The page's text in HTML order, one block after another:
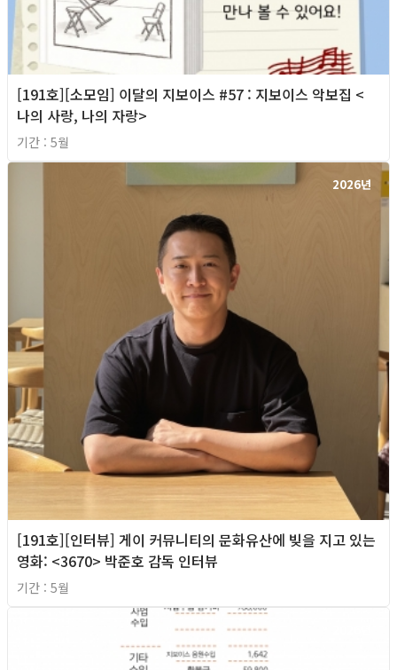
[191호][소모임] 이달의 지보이스 #57 : 지보이스 악보집 <
나의 사랑, 나의 자랑>
기간 : 5월
2026년
[191호][인터뷰] 게이 커뮤니티의 문화유산에 빚을 지고 있는
영화: <3670> 박준호 감독 인터뷰
기간 : 5월